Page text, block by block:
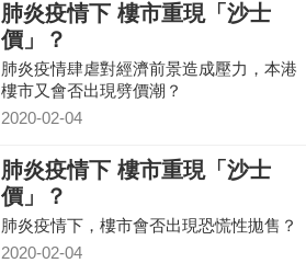
肺炎疫情下 樓市重現「沙士
價」？
肺炎疫情肆虐對經濟前景造成壓力，本港
樓市又會否出現劈價潮？
2020-02-04
肺炎疫情下 樓市重現「沙士
價」？
肺炎疫情下，樓市會否出現恐慌性拋售？
2020-02-04